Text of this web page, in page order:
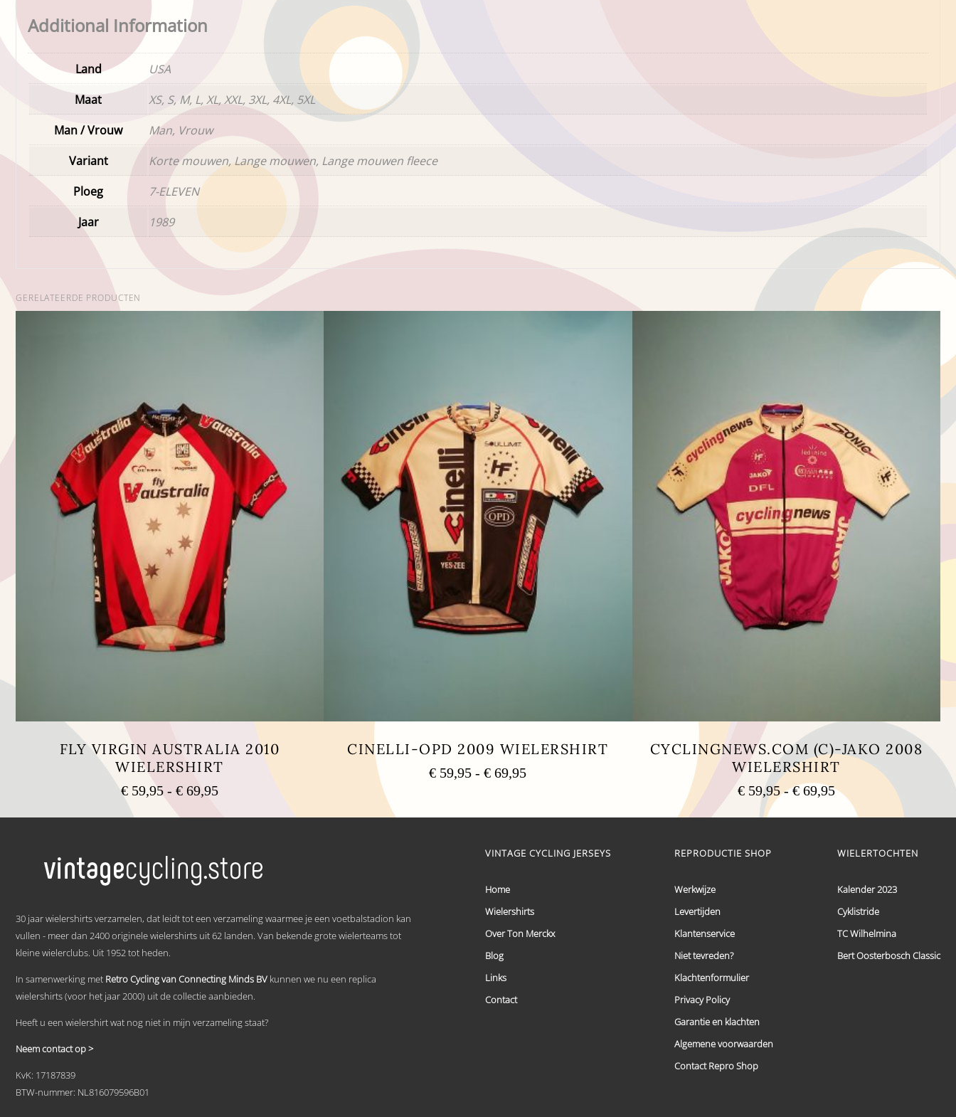
Additional Information
Land
USA
Maat
XS, S, M, L, XL, XXL, 3XL, 4XL, 5XL
Man / Vrouw
Man, Vrouw
Variant
Korte mouwen, Lange mouwen, Lange mouwen fleece
Ploeg
7-ELEVEN
Jaar
1989
GERELATEERDE PRODUCTEN
FLY VIRGIN AUSTRALIA 2010
WIELERSHIRT
€ 59,95 - € 69,95Prijsklasse:
tot
Dit
variaties.
Deze
gekozen
op
de
CINELLI-OPD 2009 WIELERSHIRT
€ 59,95 - € 69,95Prijsklasse:
€ 69,95
heeft
Deze
kan
gekozen
worden
de
CYCLINGNEWS.COM (C)-JAKO 2008
WIELERSHIRT
€59,95 - €69,95Prijsklasse:
€ 59,95
tot
30 jaar wielershirts verzamelen, dat leidt tot een verzameling waarmee je een voetbalstadion kan
vullen - meer dan 2400 originele wielershirts uit 62 landen. Van bekende grote wielerteams tot
kleine wielerclubs. Uit 1952 tot heden.
In samenwerking met Retro Cycling van Connecting Minds BV kunnen we nu een replica
wielershirts (voor het jaar 2000) uit de collectie aanbieden.
Heeft u een wielershirt wat nog niet in mijn verzameling staat?
Neem contact op >
KvK: 17187839
BTW-nummer: NL816079596B01
VINTAGE CYCLING JERSEYS
Home
Wielershirts
Over Ton Merckx
Blog
Links
Contact
REPRODUCTIE SHOP
Werkwijze
Levertijden
Klantenservice
Niet tevreden?
Klachtenformulier
Privacy Policy
Garantie en klachten
Algemene voorwaarden
Contact Repro Shop
WIELERTOCHTEN
Kalender 2023
Cyklistride
TC Wilhelmina
Bert Oosterbosch Classic